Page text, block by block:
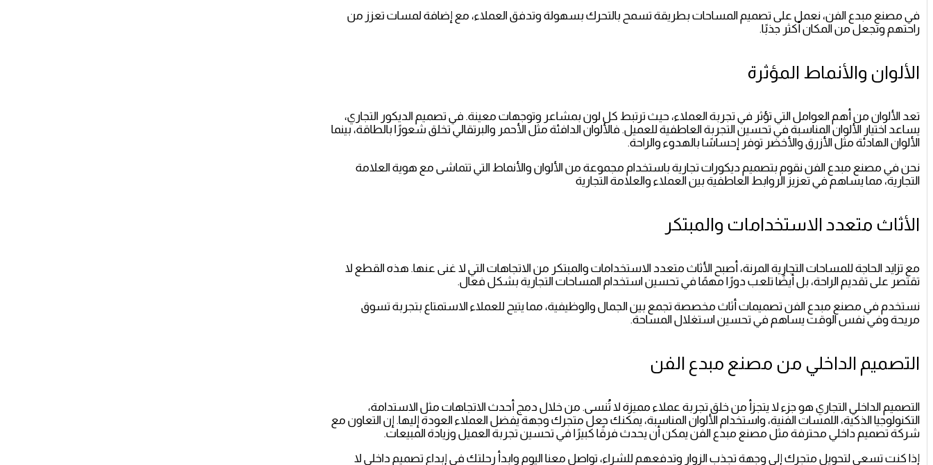
في مصنع مبدع الفن، نعمل على تصميم المساحات بطريقة تسمح بالتحرك بسهولة وتدفق العملاء، مع إضافة لمسات تعزز من
راحتهم وتجعل من المكان أكثر جذبًا.
الألوان والأنماط المؤثرة
تعد الألوان من أهم العوامل التي تؤثر في تجربة العملاء، حيث ترتبط كل لون بمشاعر وتوجهات معينة. في تصميم الديكور التجاري،
يساعد اختيار الألوان المناسبة في تحسين التجربة العاطفية للعميل. فالألوان الدافئة مثل الأحمر والبرتقالي تخلق شعورًا بالطاقة، بينما
الألوان الهادئة مثل الأزرق والأخضر توفر إحساسًا بالهدوء والراحة.
نحن في مصنع مبدع الفن نقوم بتصميم ديكورات تجارية باستخدام مجموعة من الألوان والأنماط التي تتماشى مع هوية العلامة
التجارية، مما يساهم في تعزيز الروابط العاطفية بين العملاء والعلامة التجارية
الأثاث متعدد الاستخدامات والمبتكر
مع تزايد الحاجة للمساحات التجارية المرنة، أصبح الأثاث متعدد الاستخدامات والمبتكر من الاتجاهات التي لا غنى عنها. هذه القطع لا
تقتصر على تقديم الراحة، بل أيضًا تلعب دورًا مهمًا في تحسين استخدام المساحات التجارية بشكل فعال.
نستخدم في مصنع مبدع الفن تصميمات أثاث مخصصة تجمع بين الجمال والوظيفية، مما يتيح للعملاء الاستمتاع بتجربة تسوق
مريحة وفي نفس الوقت يساهم في تحسين استغلال المساحة.
التصميم الداخلي من مصنع مبدع الفن
التصميم الداخلي التجاري هو جزء لا يتجزأ من خلق تجربة عملاء مميزة لا تُنسى. من خلال دمج أحدث الاتجاهات مثل الاستدامة،
التكنولوجيا الذكية، اللمسات الفنية، واستخدام الألوان المناسبة، يمكنك جعل متجرك وجهة يفضل العملاء العودة إليها. إن التعاون مع
شركة تصميم داخلي محترفة مثل مصنع مبدع الفن يمكن أن يحدث فرقًا كبيرًا في تحسين تجربة العميل وزيادة المبيعات.
إذا كنت تسعى لتحويل متجرك إلى وجهة تجذب الزوار وتدفعهم للشراء، تواصل معنا اليوم وابدأ رحلتك في إبداع تصميم داخلي لا